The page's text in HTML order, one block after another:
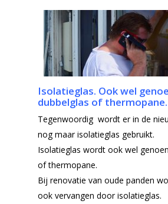
Isolatieglas. Ook wel
dubbelglas of thermopane.
Tegenwoordig wordt er in de
nog maar isolatieglas gebruikt.
Isolatieglas wordt ook wel
of thermopane.
Bij renovatie van oude panden
ook vervangen door isolatieglas.